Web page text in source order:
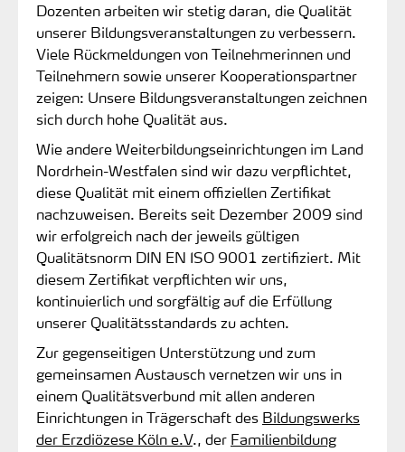
Dozenten arbeiten wir stetig daran, die Qualität
unserer Bildungsveranstaltungen zu verbessern.
Viele Rückmeldungen von Teilnehmerinnen und
Teilnehmern sowie unserer Kooperationspartner
zeigen: Unsere Bildungsveranstaltungen zeichnen
sich durch hohe Qualität aus.
Wie andere Weiterbildungseinrichtungen im Land
Nordrhein-Westfalen sind wir dazu verpflichtet,
diese Qualität mit einem offiziellen Zertifikat
nachzuweisen. Bereits seit Dezember 2009 sind
wir erfolgreich nach der jeweils gültigen
Qualitätsnorm DIN EN ISO 9001 zertifiziert. Mit
diesem Zertifikat verpflichten wir uns,
kontinuierlich und sorgfältig auf die Erfüllung
unserer Qualitätsstandards zu achten.
Zur gegenseitigen Unterstützung und zum
gemeinsamen Austausch vernetzen wir uns in
einem Qualitätsverbund mit allen anderen
Einrichtungen in Trägerschaft des Bildungswerks
der Erzdiözese Köln e.V., der Familienbildung